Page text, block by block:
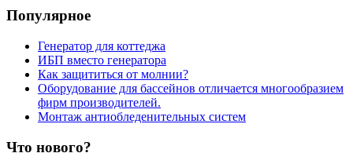
Популярное
Генератор для коттеджа
ИБП вместо генератора
Как защититься от молнии?
Оборудование для бассейнов отличается многообразием
фирм производителей.
Монтаж антиобледенительных систем
Что нового?